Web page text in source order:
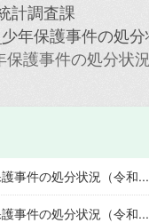
計調査課
年保護事件の処
護事件の処分状
事件の処分状況（令和...
事件の処分状況（令和...